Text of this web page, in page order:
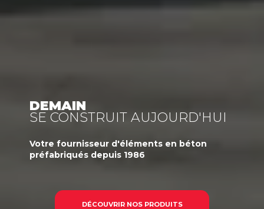
DEMAIN
SE CONSTRUIT AUJOURD'HUI
Votre fournisseur d'éléments en béton
préfabriqués depuis 1986
DÉCOUVRIR NOS PRODUITS